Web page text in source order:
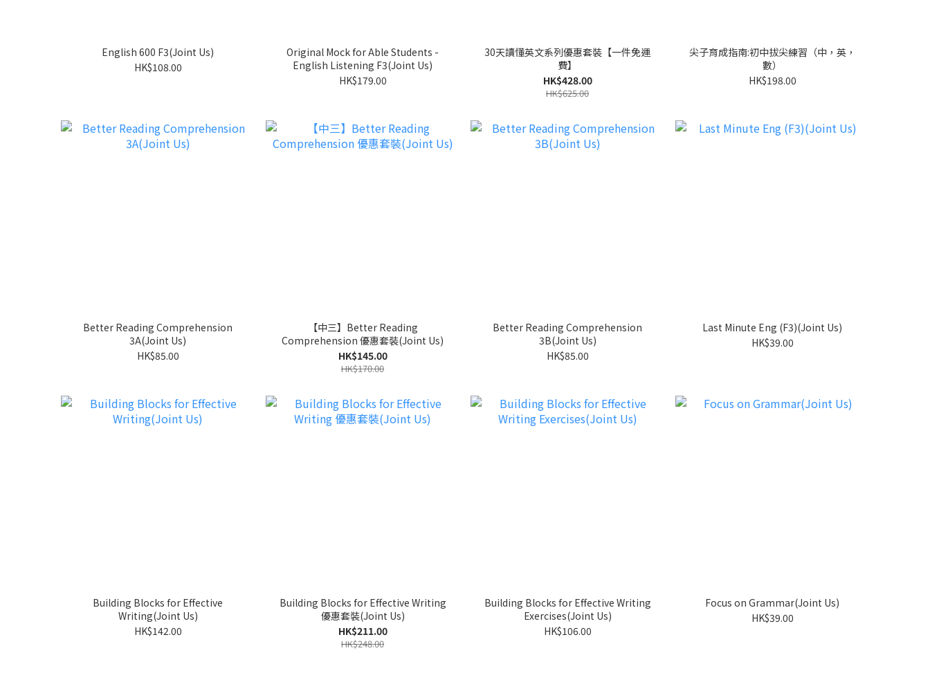
English 600 F3(Joint Us)
HK$108.00
Original Mock for Able Students -
English Listening F3(Joint Us)
HK$179.00
30天讀懂英文系列優惠套裝【一件免運
費】
HK$428.00
HK$625.00
尖子育成指南:初中拔尖練習（中，英，
數）
HK$198.00
Better Reading Comprehension
3A(Joint Us)
HK$85.00
【中三】Better Reading
Comprehension 優惠套裝(Joint Us)
HK$145.00
HK$170.00
Better Reading Comprehension
3B(Joint Us)
HK$85.00
Last Minute Eng (F3)(Joint Us)
HK$39.00
Building Blocks for Effective
Writing(Joint Us)
HK$142.00
Building Blocks for Effective Writing
優惠套裝(Joint Us)
HK$211.00
HK$248.00
Building Blocks for Effective Writing
Exercises(Joint Us)
HK$106.00
Focus on Grammar(Joint Us)
HK$39.00